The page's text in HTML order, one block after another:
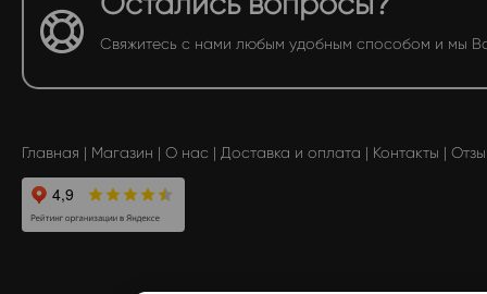
Свяжитесь с нами любым удобным способом и мы
Главная | Магазин | О нас | Доставка и оплата | Контакты |